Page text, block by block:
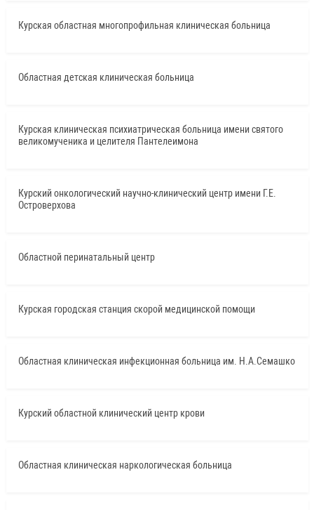
Курская областная многопрофильная клиническая больница
Областная детская клиническая больница
Курская клиническая психиатрическая больница имени святого
великомученика и целителя Пантелеимона
Курский онкологический научно-клинический центр имени Г.Е.
Островерхова
Областной перинатальный центр
Курская городская станция скорой медицинской помощи
Областная клиническая инфекционная больница им. Н.А.Семашко
Курский областной клинический центр крови
Областная клиническая наркологическая больница